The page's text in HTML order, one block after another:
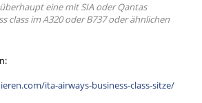
eine mit SIA oder Qantas
class im A320 oder B737 oder ähnlichen
ita-airways-business-class-sitze/